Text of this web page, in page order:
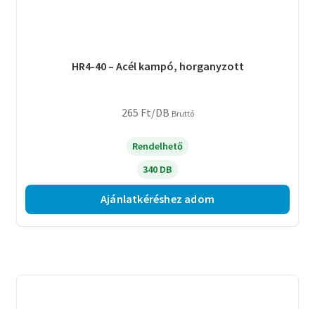
HR4-40 – Acél kampó, horganyzott
265 Ft/DB Bruttó
Rendelhető
340 DB
Ajánlatkéréshez adom